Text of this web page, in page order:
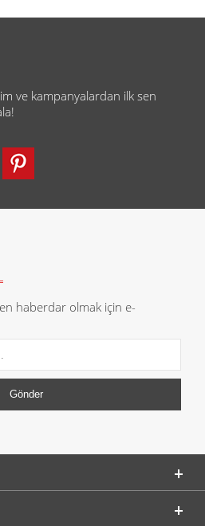
ve kampanyalardan ilk sen
haberdar olmak için e-